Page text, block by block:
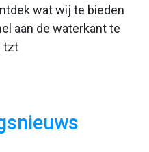
wat wij te bieden
aan de waterkant te
tzt